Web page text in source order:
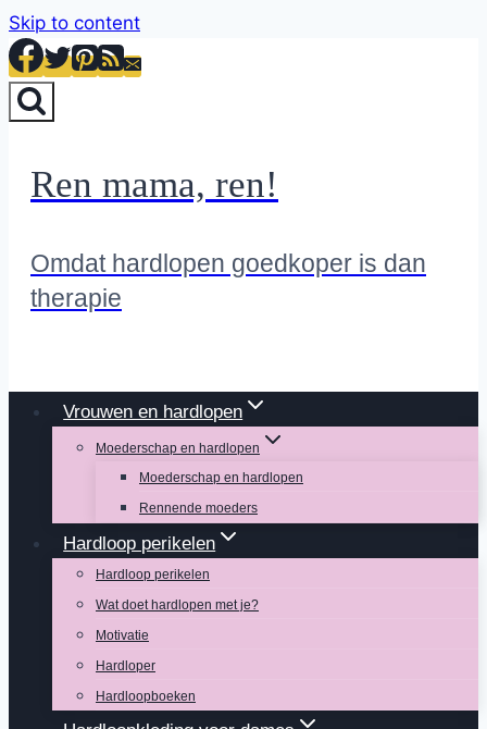
Skip to content
Ren mama, ren!
Omdat hardlopen goedkoper is dan
therapie
Vrouwen en hardlopen
Moederschap en hardlopen
Moederschap en hardlopen
Rennende moeders
Hardloop perikelen
Hardloop perikelen
Wat doet hardlopen met je?
Motivatie
Hardloper
Hardloopboeken